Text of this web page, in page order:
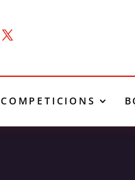
COMPETICIONS